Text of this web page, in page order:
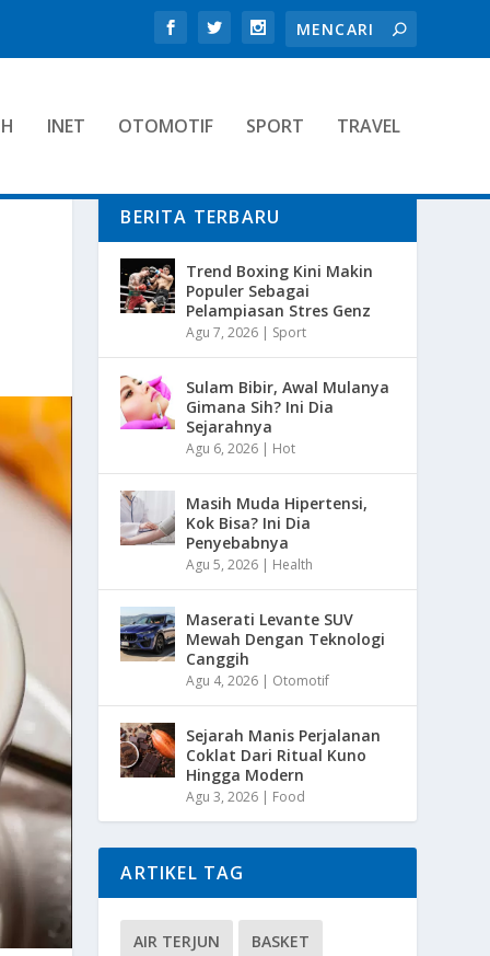
INET OTOMOTIF SPORT TRAVEL
BERITA TERBARU
Trend Boxing Kini Makin
Populer Sebagai
Pelampiasan Stres Genz
Agu 7, 2026 | Sport
Sulam Bibir, Awal Mulanya
Gimana Sih? Ini Dia
Sejarahnya
Agu 6, 2026 | Hot
Masih Muda Hipertensi,
Kok Bisa? Ini Dia
Penyebabnya
Agu 5, 2026 | Health
Maserati Levante SUV
Mewah Dengan Teknologi
Canggih
Agu 4, 2026 | Otomotif
Sejarah Manis Perjalanan
Coklat Dari Ritual Kuno
Hingga Modern
Agu 3, 2026 | Food
ARTIKEL TAG
AIR TERJUN BASKET